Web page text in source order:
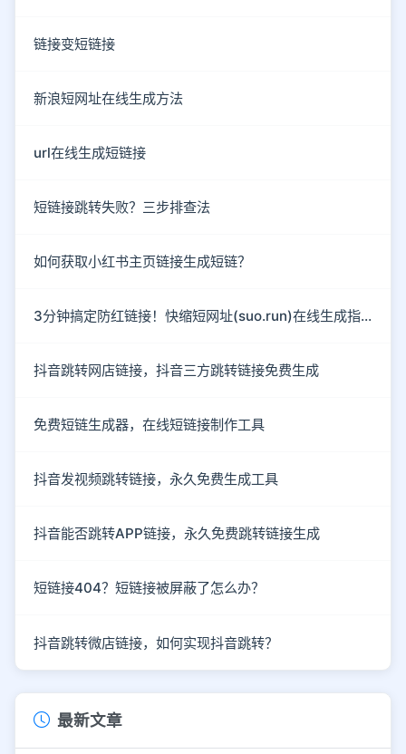
链接变短链接
新浪短网址在线生成方法
url在线生成短链接
短链接跳转失败？三步排查法
如何获取小红书主页链接生成短链？
3分钟搞定防红链接！快缩短网址(suo.run)在线生成指南
抖音跳转网店链接，抖音三方跳转链接免费生成
免费短链生成器，在线短链接制作工具
抖音发视频跳转链接，永久免费生成工具
抖音能否跳转APP链接，永久免费跳转链接生成
短链接404？短链接被屏蔽了怎么办？
抖音跳转微店链接，如何实现抖音跳转？
最新文章